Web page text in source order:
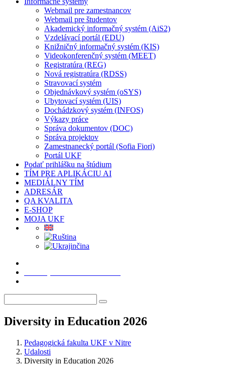
Webmail pre zamestnancov
Webmail pre študentov
Akademický informačný systém (AiS2)
Vzdelávací portál (EDU)
Knižničný informačný systém (KIS)
Videokonferenčný systém (MEET)
Registratúra (REG)
Nová registratúra (RDSS)
Stravovací systém
Objednávkový systém (oSYS)
Ubytovací systém (UIS)
Dochádzkový systém (INFOS)
Výkazy práce
Správa dokumentov (DOC)
Správa projektov
Zamestnanecký portál (Sofia Fiori)
Portál UKF
Podať prihlášku na štúdium
TÍM PRE APLIKÁCIU AI
MEDIÁLNY TÍM
ADRESÁR
QA KVALITA
E-SHOP
MOJA UKF
Diversity in Education 2026
Pedagogická fakulta UKF v Nitre
Udalosti
Diversity in Education 2026